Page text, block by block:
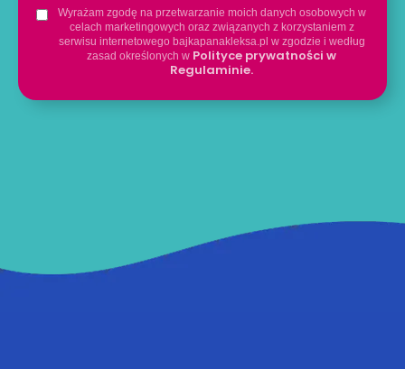
Wyrażam zgodę na przetwarzanie moich danych osobowych w
celach marketingowych oraz związanych z korzystaniem z
serwisu internetowego bajkapanakleksa.pl w zgodzie i według
zasad określonych w Polityce prywatności w
Regulaminie.